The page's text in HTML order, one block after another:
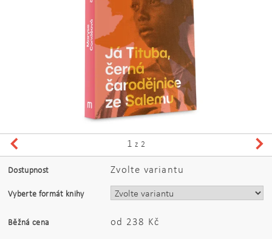
1 z 2
Dostupnost Zvolte variantu
Vyberte formát knihy
Běžná cena od 238 Kč